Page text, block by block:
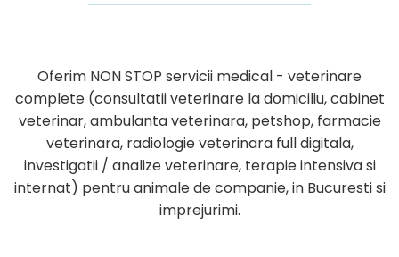
Oferim NON STOP servicii medical - veterinare
complete (consultatii veterinare la domiciliu, cabinet
veterinar, ambulanta veterinara, petshop, farmacie
veterinara, radiologie veterinara full digitala,
investigatii / analize veterinare, terapie intensiva si
internat) pentru animale de companie, in Bucuresti si
imprejurimi.